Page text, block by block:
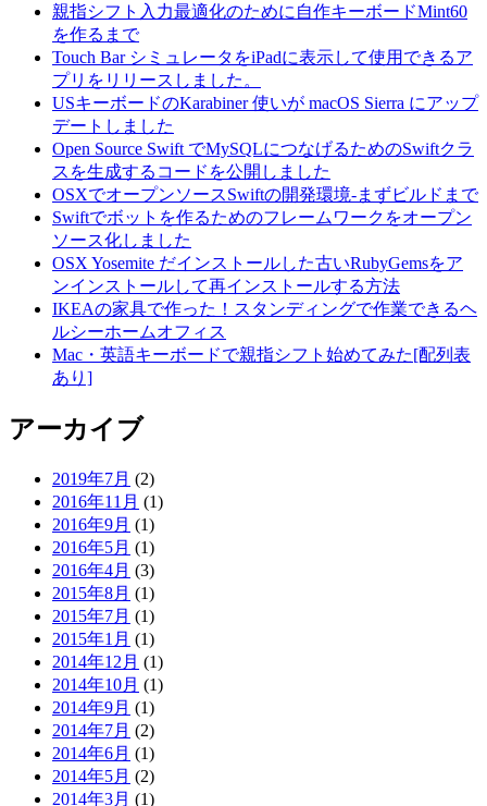
親指シフト入力最適化のために自作キーボードMint60
を作るまで
Touch Bar シミュレータをiPadに表示して使用できるア
プリをリリースしました。
USキーボードのKarabiner 使いが macOS Sierra にアップ
デートしました
Open Source Swift でMySQLにつなげるためのSwiftクラ
スを生成するコードを公開しました
OSXでオープンソースSwiftの開発環境-まずビルドまで
Swiftでボットを作るためのフレームワークをオープン
ソース化しました
OSX Yosemite だインストールした古いRubyGemsをア
ンインストールして再インストールする方法
IKEAの家具で作った！スタンディングで作業できるヘ
ルシーホームオフィス
Mac・英語キーボードで親指シフト始めてみた[配列表
あり]
アーカイブ
2019年7月 (2)
2016年11月 (1)
2016年9月 (1)
2016年5月 (1)
2016年4月 (3)
2015年8月 (1)
2015年7月 (1)
2015年1月 (1)
2014年12月 (1)
2014年10月 (1)
2014年9月 (1)
2014年7月 (2)
2014年6月 (1)
2014年5月 (2)
2014年3月 (1)